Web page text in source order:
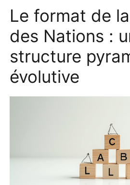
Le format de
des Nations :
structure
évolutive